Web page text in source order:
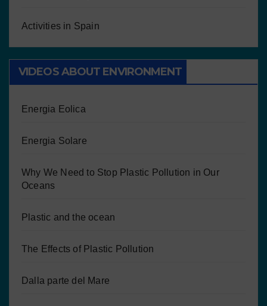
Activities in Spain
VIDEOS ABOUT ENVIRONMENT
Energia Eolica
Energia Solare
Why We Need to Stop Plastic Pollution in Our
Oceans
Plastic and the ocean
The Effects of Plastic Pollution
Dalla parte del Mare